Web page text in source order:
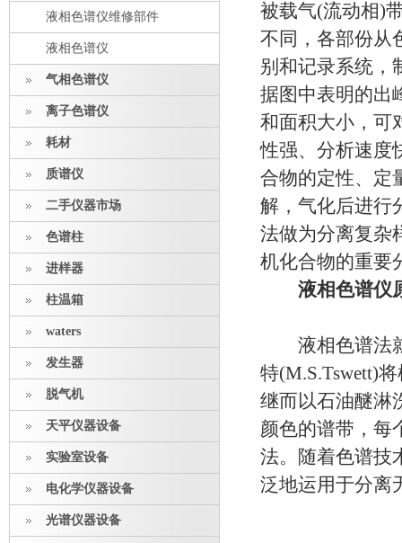
液相色谱仪维修部件
液相色谱仪
气相色谱仪
离子色谱仪
耗材
质谱仪
二手仪器市场
色谱柱
进样器
柱温箱
waters
发生器
脱气机
天平仪器设备
实验室设备
电化学仪器设备
光谱仪器设备
被载气(流动相)
不同，各部份从
别和记录系统，
据图中表明的出
和面积大小，可
性强、分析速度
合物的定性、定
解，气化后进行
法做为分离复杂
机化合物的重要
液相色谱仪
液相色谱法就
特(M.S.Tswett)
继而以石油醚淋
颜色的谱带，每
法。随着色谱技
泛地运用于分离